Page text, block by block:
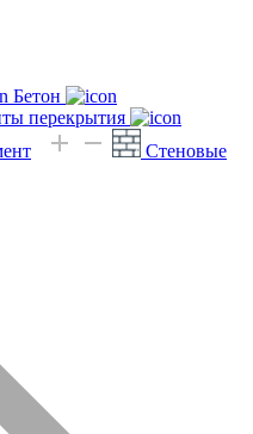
Бетон
перекрытия
Стеновые